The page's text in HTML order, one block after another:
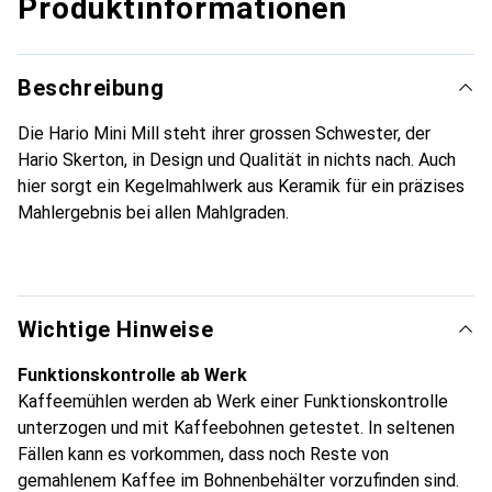
Produktinformationen
Beschreibung
Die Hario Mini Mill steht ihrer grossen Schwester, der
Hario Skerton, in Design und Qualität in nichts nach. Auch
hier sorgt ein Kegelmahlwerk aus Keramik für ein präzises
Mahlergebnis bei allen Mahlgraden.
Wichtige Hinweise
Funktionskontrolle ab Werk
Kaffeemühlen werden ab Werk einer Funktionskontrolle
unterzogen und mit Kaffeebohnen getestet. In seltenen
Fällen kann es vorkommen, dass noch Reste von
gemahlenem Kaffee im Bohnenbehälter vorzufinden sind.